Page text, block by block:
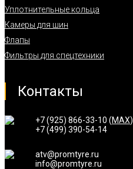
Уплотнительные кольца
Камеры для шин
Флапы
Фильтры для спецтехники
Контакты
+7 (925) 866-33-10 (MAX)
+7 (499) 390-54-14
atv@promtyre.ru
info@promtyre.ru